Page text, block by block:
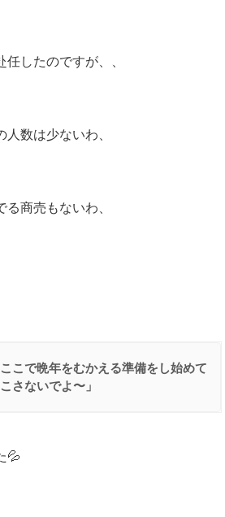
したのですが、、
数は少ないわ、
商売もないわ、
ここで晩年をむかえる準備をし始めて
さないでよ〜」
💦